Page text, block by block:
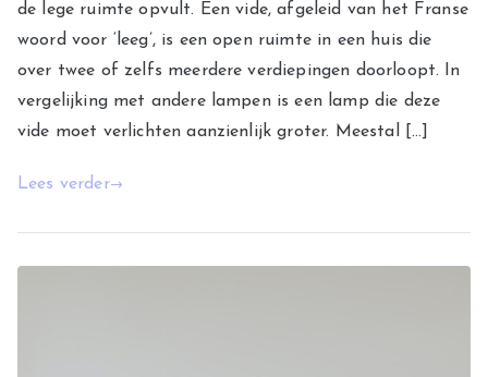
de lege ruimte opvult. Een vide, afgeleid van het Franse
woord voor ‘leeg’, is een open ruimte in een huis die
over twee of zelfs meerdere verdiepingen doorloopt. In
vergelijking met andere lampen is een lamp die deze
vide moet verlichten aanzienlijk groter. Meestal […]
Lees verder